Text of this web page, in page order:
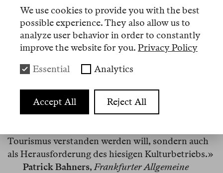
Akademie der Künste, Freie Universität Berlin,
Humboldt-Universität, Goethe-Universität
Frankfurt, IWM Vienna, Harvard, Princeton, Yale,
«Hier ist ein Organ geschaffen worden für
Autoren, von denen man schon einiges lesen, aber
vielleicht noch mehr hören konnte: örtlich mobile
globale Intellektuelle, deren gesammelte
Tourismus verstanden werden will, sondern auch
als Herausforderung des hiesigen Kulturbetriebs.»
Patrick Bahners,Frankfurter Allgemeine
We use cookies to provide you with the best
possible experience. They also allow us to
analyze user behavior in order to constantly
improve the website for you. Privacy Policy
Essential Analytics
Accept All Reject All